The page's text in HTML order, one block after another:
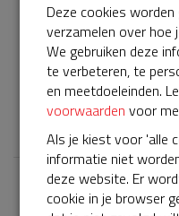
Het servicepakket van
moet worden verlengd,
blijft. Help je mee?
𝕏
Deze cookies
verzamelen over
We gebruiken deze
te verbeteren, te
en meetdoeleinden.
voorwaarden voor
Als je kiest voor 'alle
informatie niet
deze website. Er
cookie in je browser